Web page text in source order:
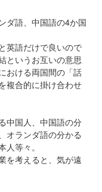
ダ語、中国語の4か国
英語だけで良いので
というお互いの意思
おける両国間の「話
複合的に掛け合わせ
中国人、中国語の分
オランダ語の分かる
等々。
を考えると、気が遠